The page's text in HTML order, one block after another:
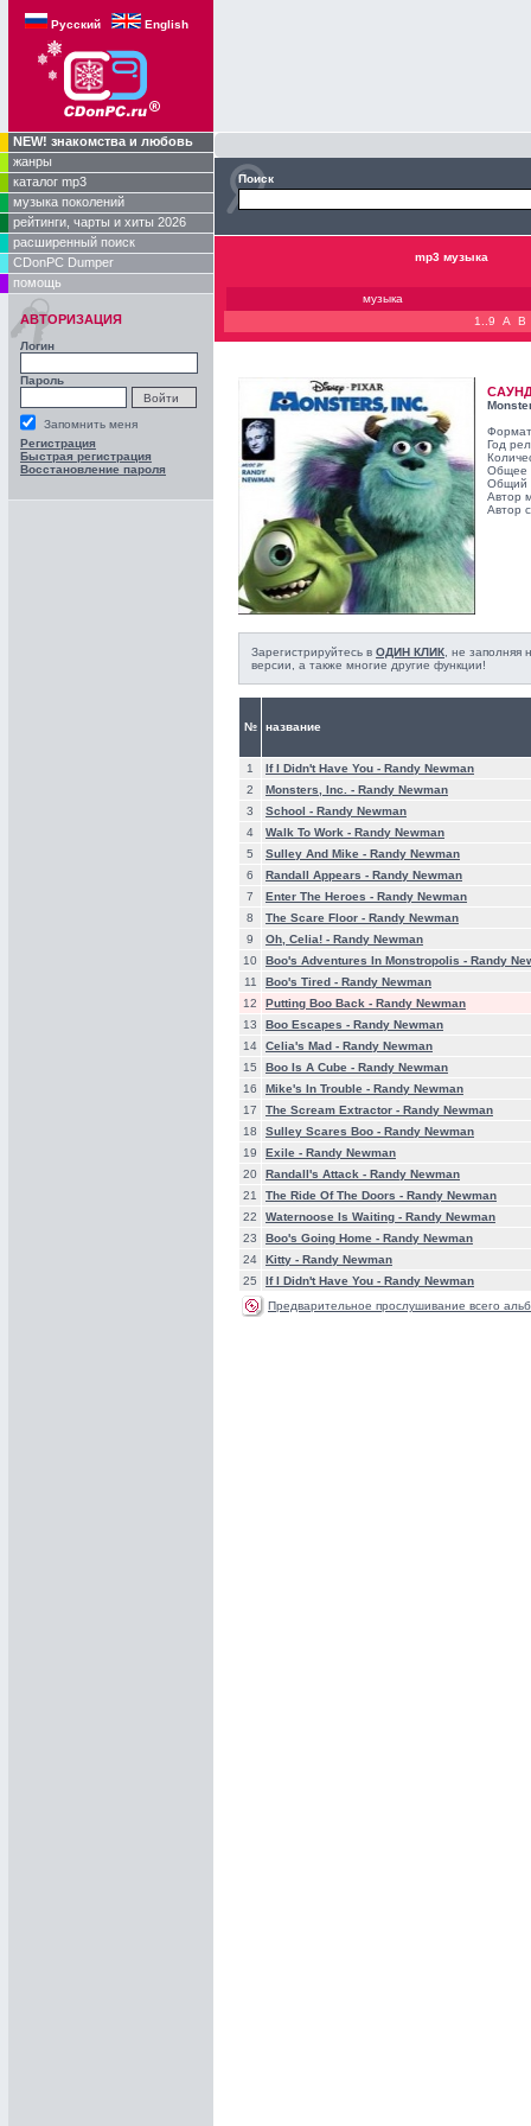
Русский English
NEW! знакомства и любовь
жанры
каталог mp3
музыка поколений
рейтинги, чарты и хиты 2026
расширенный поиск
CDonPC Dumper
помощь
АВТОРИЗАЦИЯ
Логин
Пароль
Запомнить меня
Регистрация
Быстрая регистрация
Восстановление пароля
Поиск
mp3 музыка
музыка
1..9
A B
Год
Общее
Общий
Автор
Автор
Зарегистрируйтесь в ОДИН КЛИК , не
версии, а также многие другие функции!
№ название
1 If I Didn't Have You - Randy Newman
2
Monsters, Inc. - Randy Newman
3
School - Randy Newman
4
Walk To Work - Randy Newman
5
Sulley And Mike - Randy Newman
6
Randall Appears - Randy Newman
7
Enter The Heroes - Randy Newman
8
The Scare Floor - Randy Newman
9
Oh, Celia! - Randy Newman
10
Boo's Adventures In Monstropolis - Randy
11
Boo's Tired - Randy Newman
12
Putting Boo Back - Randy Newman
13
Boo Escapes - Randy Newman
14
Celia's Mad - Randy Newman
15
Boo Is A Cube - Randy Newman
16
Mike's In Trouble - Randy Newman
17
The Scream Extractor - Randy Newman
18
Sulley Scares Boo - Randy Newman
19
Exile - Randy Newman
20
Randall's Attack - Randy Newman
21
The Ride Of The Doors - Randy Newman
22
Waternoose Is Waiting - Randy Newman
23
Boo's Going Home - Randy Newman
24
Kitty - Randy Newman
25
If I Didn't Have You - Randy Newman
Предварительное прослушивание всего